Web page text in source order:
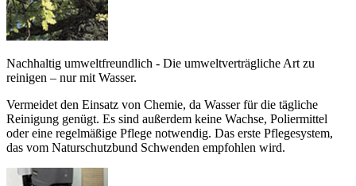
Nachhaltig umweltfreundlich - Die umweltverträgliche Art zu
reinigen – nur mit Wasser.
Vermeidet den Einsatz von Chemie, da Wasser für die tägliche
Reinigung genügt. Es sind außerdem keine Wachse, Poliermittel
oder eine regelmäßige Pflege notwendig. Das erste Pflegesystem,
das vom Naturschutzbund Schwenden empfohlen wird.